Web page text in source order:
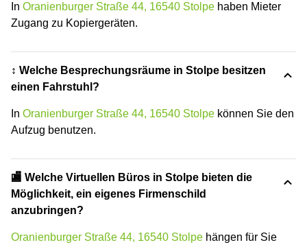
In Oranienburger Straße 44, 16540 Stolpe haben Mieter
Zugang zu Kopiergeräten.
↕️ Welche Besprechungsräume in Stolpe besitzen
einen Fahrstuhl?
In Oranienburger Straße 44, 16540 Stolpe können Sie den
Aufzug benutzen.
🏬 Welche Virtuellen Büros in Stolpe bieten die
Möglichkeit, ein eigenes Firmenschild
anzubringen?
Oranienburger Straße 44, 16540 Stolpe hängen für Sie